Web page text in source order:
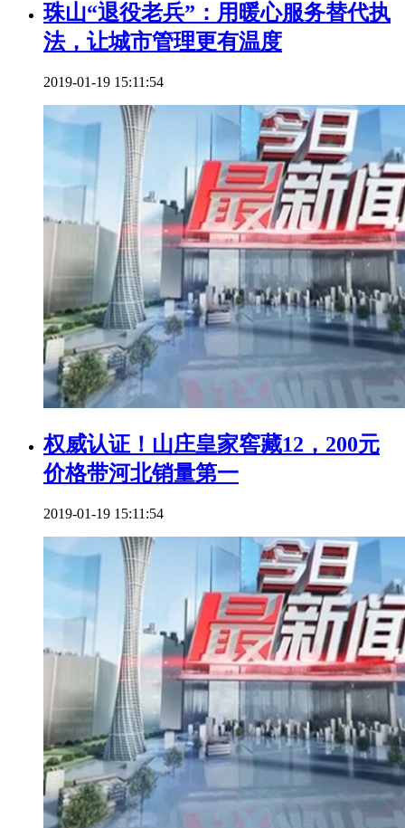
珠山“退役老兵”：用暖心服务替代执
法，让城市管理更有温度
2019-01-19 15:11:54
权威认证！山庄皇家窖藏12，200元
价格带河北销量第一
2019-01-19 15:11:54